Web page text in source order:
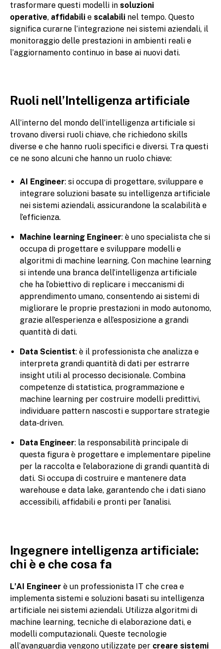
trasformare questi modelli in soluzioni
operative, affidabili e scalabili nel tempo. Questo
significa curarne l’integrazione nei sistemi aziendali, il
monitoraggio delle prestazioni in ambienti reali e
l’aggiornamento continuo in base ai nuovi dati.
Ruoli nell’Intelligenza artificiale
All’interno del mondo dell’intelligenza artificiale si
trovano diversi ruoli chiave, che richiedono skills
diverse e che hanno ruoli specifici e diversi. Tra questi
ce ne sono alcuni che hanno un ruolo chiave:
AI Engineer: si occupa di progettare, sviluppare e
integrare soluzioni basate su intelligenza artificiale
nei sistemi aziendali, assicurandone la scalabilità e
l’efficienza.
Machine learning Engineer: è uno specialista che si
occupa di progettare e sviluppare modelli e
algoritmi di machine learning. Con machine learning
si intende una branca dell’intelligenza artificiale
che ha l’obiettivo di replicare i meccanismi di
apprendimento umano, consentendo ai sistemi di
migliorare le proprie prestazioni in modo autonomo,
grazie all’esperienza e all’esposizione a grandi
quantità di dati.
Data Scientist: è il professionista che analizza e
interpreta grandi quantità di dati per estrarre
insight utili al processo decisionale. Combina
competenze di statistica, programmazione e
machine learning per costruire modelli predittivi,
individuare pattern nascosti e supportare strategie
data-driven.
Data Engineer: la responsabilità principale di
questa figura è progettare e implementare pipeline
per la raccolta e l’elaborazione di grandi quantità di
dati. Si occupa di costruire e mantenere data
warehouse e data lake, garantendo che i dati siano
accessibili, affidabili e pronti per l’analisi.
Ingegnere intelligenza artificiale:
chi è e che cosa fa
L’AI Engineer è un professionista IT che crea e
implementa sistemi e soluzioni basati su intelligenza
artificiale nei sistemi aziendali. Utilizza algoritmi di
machine learning, tecniche di elaborazione dati, e
modelli computazionali. Queste tecnologie
all’avanguardia vengono utilizzate per creare sistemi